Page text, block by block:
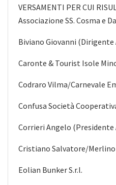
VERSAMENTI PER CUI
Associazione SS. Cosma e
Biviano Giovanni (Dirigente
Caronte & Tourist Isole
Codraro Vilma/Carnevale
Confusa Società
Corrieri Angelo (Presidente
Cristiano Salvatore/
Eolian Bunker S.r.l.